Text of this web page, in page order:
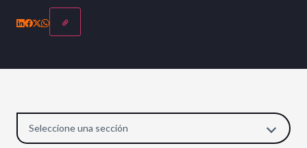
Seleccione una sección